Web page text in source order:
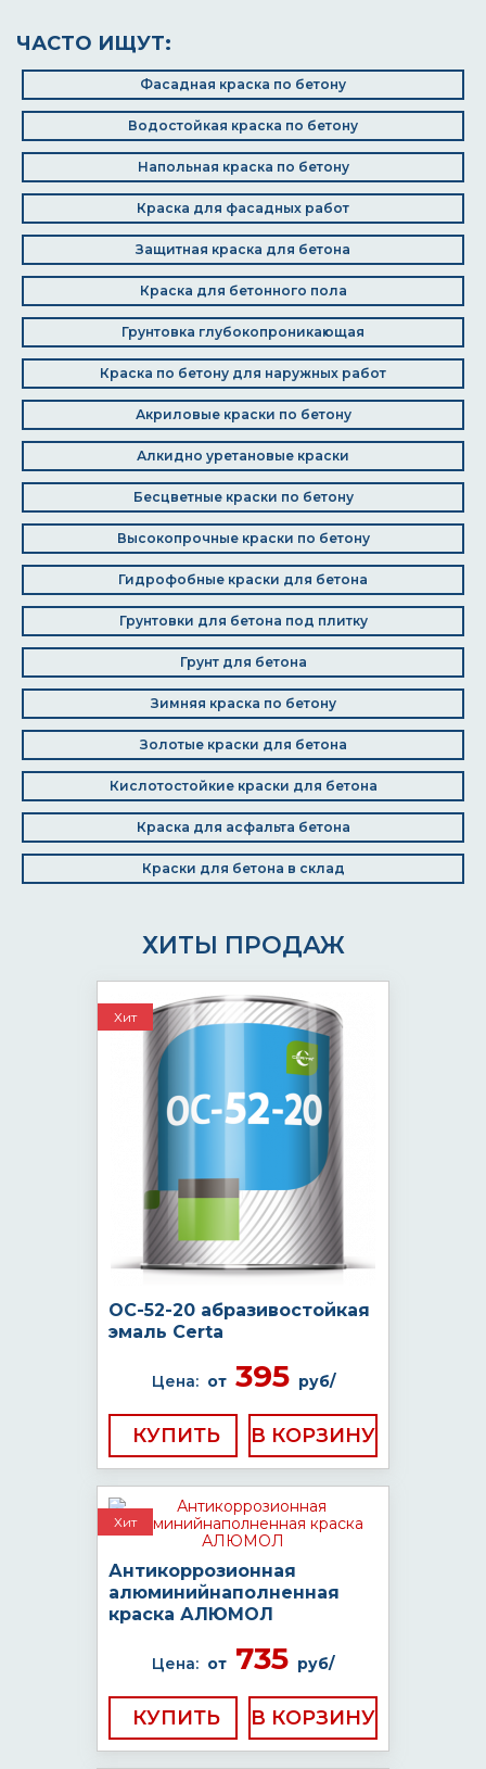
ЧАСТО ИЩУТ:
Фасадная краска по бетону
Водостойкая краска по бетону
Напольная краска по бетону
Краска для фасадных работ
Защитная краска для бетона
Краска для бетонного пола
Грунтовка глубокопроникающая
Краска по бетону для наружных работ
Акриловые краски по бетону
Алкидно уретановые краски
Бесцветные краски по бетону
Высокопрочные краски по бетону
Гидрофобные краски для бетона
Грунтовки для бетона под плитку
Грунт для бетона
Зимняя краска по бетону
Золотые краски для бетона
Кислотостойкие краски для бетона
Краска для асфальта бетона
Краски для бетона в склад
ХИТЫ ПРОДАЖ
Хит
ОС-52-20 абразивостойкая
эмаль Certa
Цена: от395 руб/
КУПИТЬ
Хит
Антикоррозионная
алюминийнаполненная
краска АЛЮМОЛ
Цена: от 735 руб/
КУПИТЬ